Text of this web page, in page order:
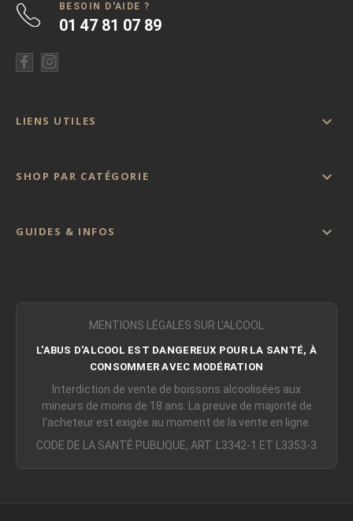
BESOIN D'AIDE ?
01 47 81 07 89
LIENS UTILES 
SHOP PAR CATÉGORIE 
GUIDES & INFOS 
MENTIONS LÉGALES SUR L'ALCOOL
L'ABUS D'ALCOOL EST DANGEREUX POUR LA SANTÉ, À
CONSOMMER AVEC MODÉRATION
Interdiction de vente de boissons alcoolisées aux
mineurs de moins de 18 ans. La preuve de majorité de
l'acheteur est exigée au moment de la vente en ligne.
CODE DE LA SANTÉ PUBLIQUE, ART. L3342-1 ET L3353-3